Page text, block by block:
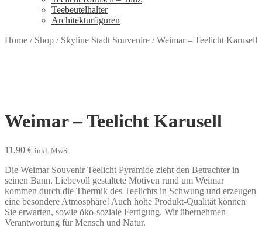
Teebeutelhalter
Architekturfiguren
Home / Shop / Skyline Stadt Souvenire /Weimar – Teelicht Karusell
Weimar – Teelicht Karusell
11,90 € inkl. MwSt
Die Weimar Souvenir Teelicht Pyramide zieht den Betrachter in
seinen Bann. Liebevoll gestaltete Motiven rund um Weimar
kommen durch die Thermik des Teelichts in Schwung und erzeugen
eine besondere Atmosphäre! Auch hohe Produkt-Qualität können
Sie erwarten, sowie öko-soziale Fertigung. Wir übernehmen
Verantwortung für Mensch und Natur.